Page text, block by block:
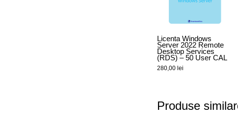
Licenta Windows
Server 2022 Remote
Desktop Services
(RDS) – 50 User CAL
280,00 lei
Produse